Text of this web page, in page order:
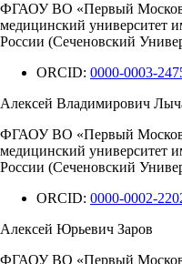
ФГАОУ ВО «Первый
медицинский университет
России (Сеченовский
ORCID: 0000-0003-
Алексей Владимирович
ФГАОУ ВО «Первый
медицинский университет
России (Сеченовский
ORCID: 0000-0002-
Алексей Юрьевич Заров
ФГАОУ ВО «Первый